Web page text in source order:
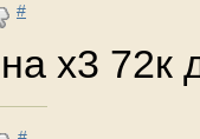
#
х3